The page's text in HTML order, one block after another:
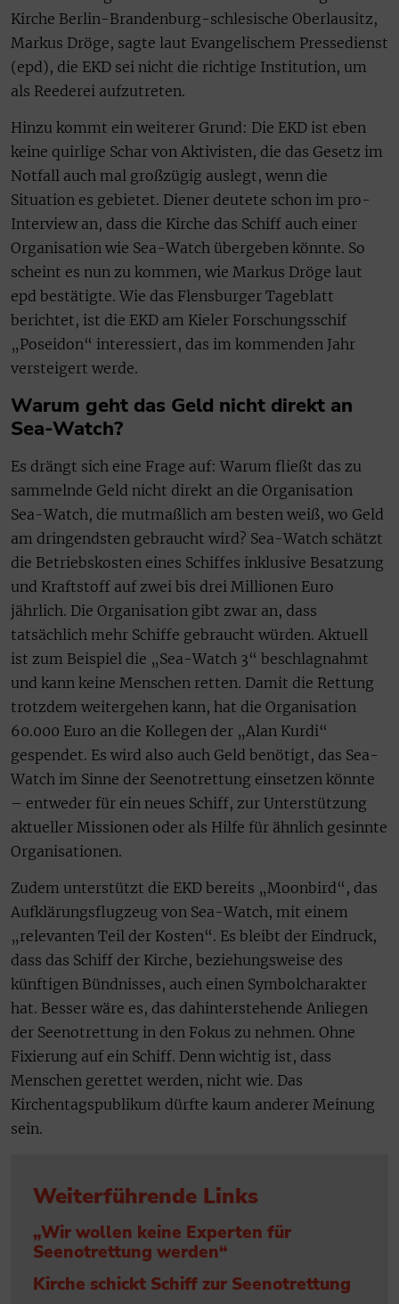
Kirche Berlin-Brandenburg-schlesische Oberlausitz,
Markus Dröge, sagte laut Evangelischem Pressedienst
(epd), die EKD sei nicht die richtige Institution, um
als Reederei aufzutreten.
Hinzu kommt ein weiterer Grund: Die EKD ist eben
keine quirlige Schar von Aktivisten, die das Gesetz im
Notfall auch mal großzügig auslegt, wenn die
Situation es gebietet. Diener deutete schon im pro-
Interview an, dass die Kirche das Schiff auch einer
Organisation wie Sea-Watch übergeben könnte. So
scheint es nun zu kommen, wie Markus Dröge laut
epd bestätigte. Wie das Flensburger Tageblatt
berichtet, ist die EKD am Kieler Forschungsschif
„Poseidon“ interessiert, das im kommenden Jahr
versteigert werde.
Warum geht das Geld nicht direkt an
Sea-Watch?
Es drängt sich eine Frage auf: Warum fließt das zu
sammelnde Geld nicht direkt an die Organisation
Sea-Watch, die mutmaßlich am besten weiß, wo Geld
am dringendsten gebraucht wird? Sea-Watch schätzt
die Betriebskosten eines Schiffes inklusive Besatzung
und Kraftstoff auf zwei bis drei Millionen Euro
jährlich. Die Organisation gibt zwar an, dass
tatsächlich mehr Schiffe gebraucht würden. Aktuell
ist zum Beispiel die „Sea-Watch 3“ beschlagnahmt
und kann keine Menschen retten. Damit die Rettung
trotzdem weitergehen kann, hat die Organisation
60.000 Euro an die Kollegen der „Alan Kurdi“
gespendet. Es wird also auch Geld benötigt, das Sea-
Watch im Sinne der Seenotrettung einsetzen könnte
– entweder für ein neues Schiff, zur Unterstützung
aktueller Missionen oder als Hilfe für ähnlich gesinnte
Organisationen.
Zudem unterstützt die EKD bereits „Moonbird“, das
Aufklärungsflugzeug von Sea-Watch, mit einem
„relevanten Teil der Kosten“. Es bleibt der Eindruck,
dass das Schiff der Kirche, beziehungsweise des
künftigen Bündnisses, auch einen Symbolcharakter
hat. Besser wäre es, das dahinterstehende Anliegen
der Seenotrettung in den Fokus zu nehmen. Ohne
Fixierung auf ein Schiff. Denn wichtig ist, dass
Menschen gerettet werden, nicht wie. Das
Kirchentagspublikum dürfte kaum anderer Meinung
sein.
Weiterführende Links
„Wir wollen keine Experten für
Seenotrettung werden“
Kirche schickt Schiff zur Seenotrettung